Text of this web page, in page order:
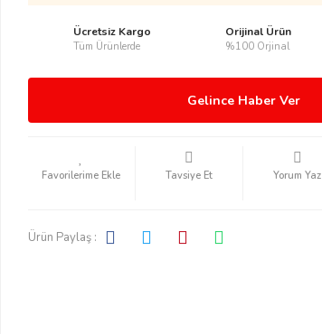
Ücretsiz Kargo
Tüm Ürünlerde
Orijinal Ürün
%100 Orjinal
Gelince Haber Ver
Tavsiye Et Yorum Yaz
Ürün Paylaş :